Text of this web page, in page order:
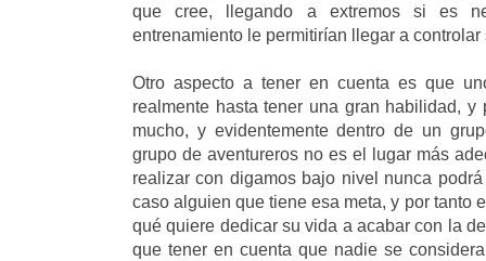
que cree, llegando a extremos si es
entrenamiento le permitirían llegar a
Otro aspecto a tener en cuenta es que
realmente hasta tener una gran habilidad,
mucho, y evidentemente dentro de un
grupo de aventureros no es el lugar más
realizar con digamos bajo nivel nunca
caso alguien que tiene esa meta, y por tanto
qué quiere dedicar su vida a acabar con la
que tener en cuenta que nadie se